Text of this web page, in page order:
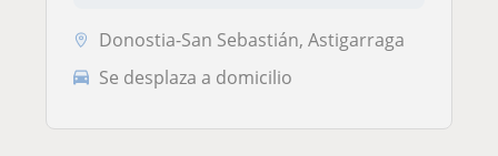
Donostia-San Sebastián, Astigarraga
Se desplaza a domicilio